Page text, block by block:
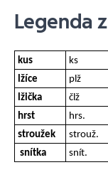
Legenda
kus ks
lžíce
plž
lžička
člž
hrst
hrs.
stroužek
strouž.
snítka
snít.